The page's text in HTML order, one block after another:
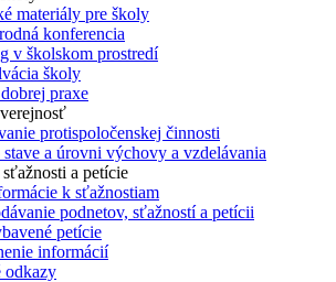
materiály pre školy
konferencia
v školskom prostredí
školy
praxe
protispoločenskej činnosti
stave a úrovni výchovy a vzdelávania
a petície
k sťažnostiam
podnetov, sťažností a petícii
petície
informácií
odkazy